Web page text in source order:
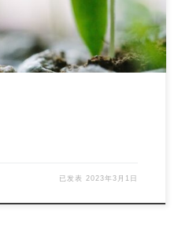
已发表2023年3月1日